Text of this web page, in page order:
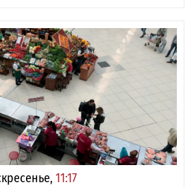
11:17